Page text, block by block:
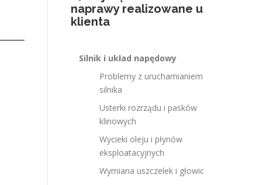
naprawy realizowane u
klienta
Silnik i układ napędowy
Problemy z uruchamianiem
silnika
Usterki rozrządu i pasków
klinowych
Wycieki oleju i płynów
eksploatacyjnych
Wymiana uszczelek i głowic